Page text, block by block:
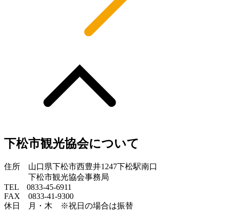
下松市観光協会について
住所 山口県下松市西豊井1247下松駅南口
下松市観光協会事務局
TEL 0833-45-6911
FAX 0833-41-9300
休日 月・木 ※祝日の場合は振替